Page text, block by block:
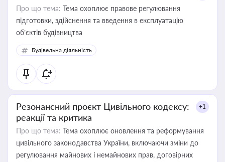
Про що тема: Тема охоплює правове регулювання
підготовки, здійснення та введення в експлуатацію
об’єктів будівництва
Будівельна діяльність
Резонансний проєкт Цивільного кодексу:
реакції та критика
+1
Про що тема: Тема охоплює оновлення та реформування
цивільного законодавства України, включаючи зміни до
регулювання майнових і немайнових прав, договірних